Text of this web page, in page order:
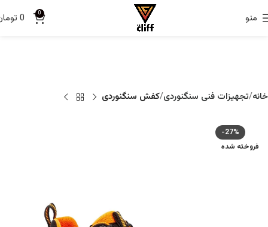
منو 0
0
خانه تجهیزات فنی سنگنوردی کفش سنگنوردی
-27%
فروخته شده